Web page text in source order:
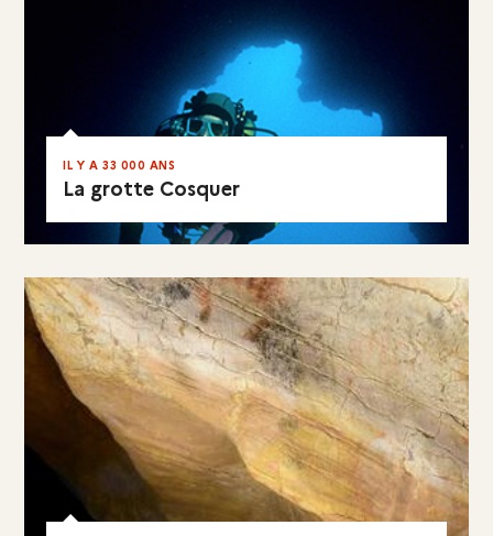
La grotte Cosquer
IL Y A 33 000 ANS
VISITER LE SITE
EN RÉSUMÉ